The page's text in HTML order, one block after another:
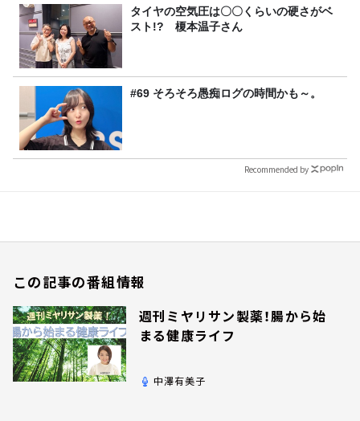
タイヤの空気圧は〇〇くらいの硬さがベ
スト!? 榎本温子さん
#69 そろそろ愚痴ログの時間かも～。
Recommended by
この記事の番組情報
週刊ミヤリサン製薬！腸から始
まる健康ライフ
中澤有美子